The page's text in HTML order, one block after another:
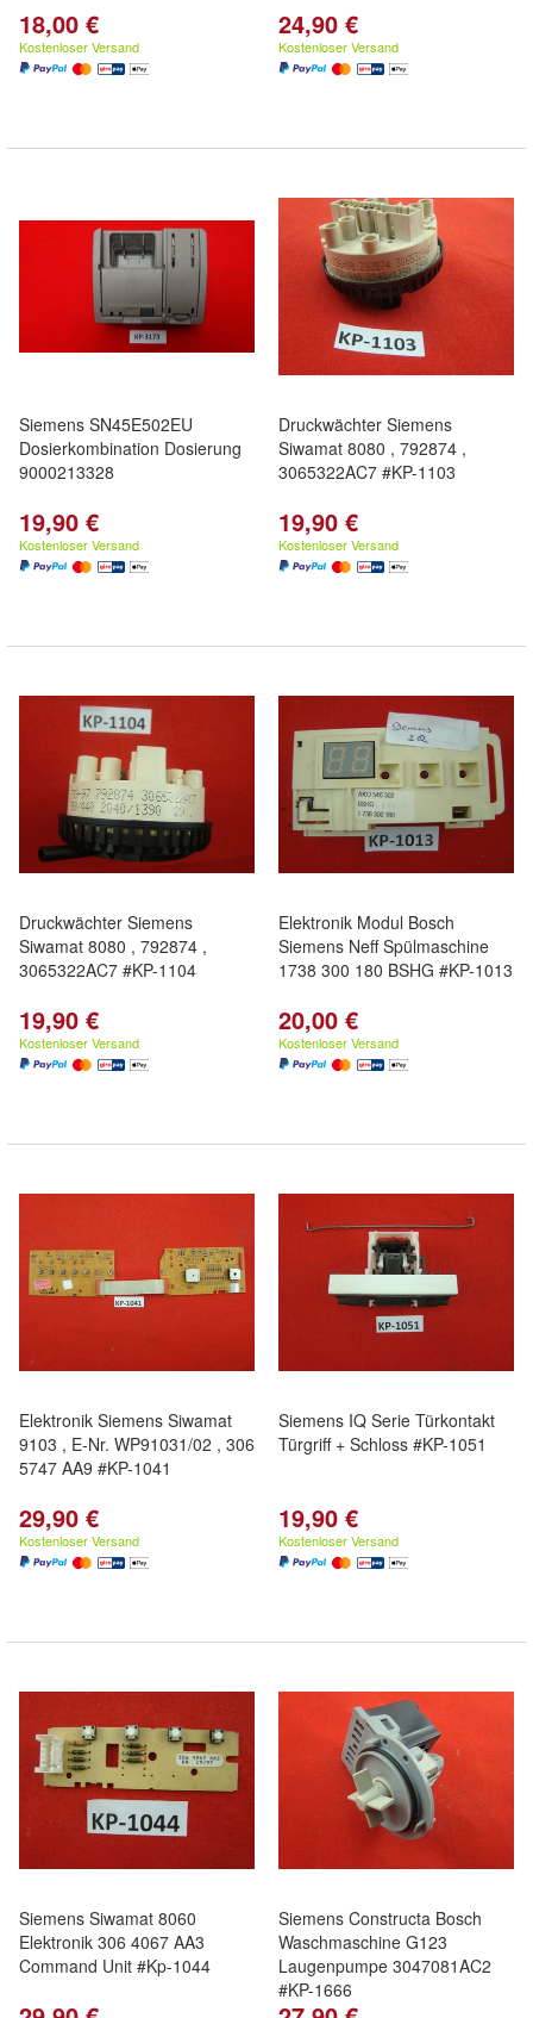
18,00 €
Kostenloser Versand
24,90 €
Kostenloser Versand
Siemens SN45E502EU
Dosierkombination Dosierung
9000213328
19,90 €
Kostenloser Versand
Druckwächter Siemens
Siwamat 8080 , 792874 ,
3065322AC7 #KP-1103
19,90 €
Kostenloser Versand
Druckwächter Siemens
Siwamat 8080 , 792874 ,
3065322AC7 #KP-1104
19,90 €
Kostenloser Versand
Elektronik Modul Bosch
Siemens Neff Spülmaschine
1738 300 180 BSHG #KP-1013
20,00 €
Kostenloser Versand
Elektronik Siemens Siwamat
9103 , E-Nr. WP91031/02 , 306
5747 AA9 #KP-1041
29,90 €
Kostenloser Versand
Siemens IQ Serie Türkontakt
Türgriff + Schloss #KP-1051
19,90 €
Kostenloser Versand
Siemens Siwamat 8060
Elektronik 306 4067 AA3
Command Unit #Kp-1044
Siemens Constructa Bosch
Waschmaschine G123
Laugenpumpe 3047081AC2
#KP-1666